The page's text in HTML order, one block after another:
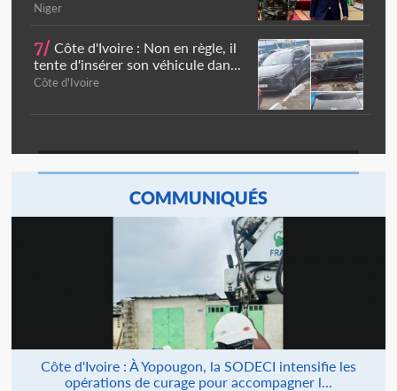
Niger
7/ Côte d'Ivoire : Non en règle, il
tente d'insérer son véhicule dan...
Côte d'Ivoire
COMMUNIQUÉS
Côte d'Ivoire : À Yopougon, la SODECI intensifie les
opérations de curage pour accompagner l...